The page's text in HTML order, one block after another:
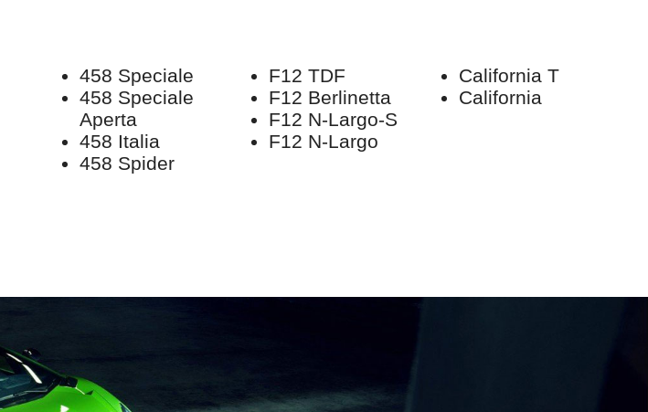
458 Speciale
458 Speciale
Aperta
458 Italia
458 Spider
F12 TDF
F12 Berlinetta
F12 N-Largo-S
F12 N-Largo
California T
California